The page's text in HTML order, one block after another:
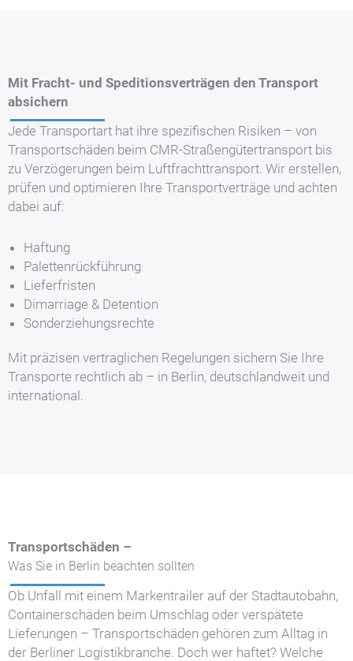
Mit Fracht- und Speditionsverträgen den Transport
absichern
Jede Transportart hat ihre spezifischen Risiken – von
Transportschäden beim CMR-Straßengütertransport bis
zu Verzögerungen beim Luftfrachttransport. Wir erstellen,
prüfen und optimieren Ihre Transportverträge und achten
dabei auf:
Haftung
Palettenrückführung
Lieferfristen
Dimarriage & Detention
Sonderziehungsrechte
Mit präzisen vertraglichen Regelungen sichern Sie Ihre
Transporte rechtlich ab – in Berlin, deutschlandweit und
international.
Transportschäden –
Was Sie in Berlin beachten sollten
Ob Unfall mit einem Markentrailer auf der Stadtautobahn,
Containerschäden beim Umschlag oder verspätete
Lieferungen – Transportschäden gehören zum Alltag in
der Berliner Logistikbranche. Doch wer haftet? Welche